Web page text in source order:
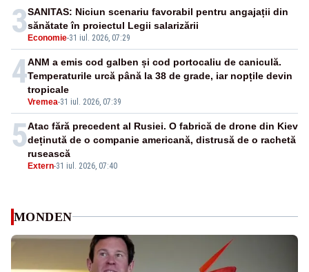
3Economie-31 iul. 2026, 07:29
SANITAS: Niciun scenariu favorabil pentru angajații din
sănătate în proiectul Legii salarizării
4
Vremea-31 iul. 2026, 07:39
ANM a emis cod galben și cod portocaliu de caniculă.
Temperaturile urcă până la 38 de grade, iar nopțile devin
tropicale
5
Extern-31 iul. 2026, 07:40
Atac fără precedent al Rusiei. O fabrică de drone din Kiev
deținută de o companie americană, distrusă de o rachetă
rusească
MONDEN